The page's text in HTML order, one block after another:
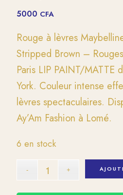
5000 CFA
Rouge à lèvres
Stripped Brown –
Paris LIP PAINT/MATTE
York. Couleur intense
lèvres spectaculaires.
Ay’Am Fashion à Lomé.
6 en stock